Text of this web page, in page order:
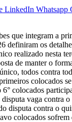
LinkedIn Whatsapp
que integram a
definiram os
realizado nesta
de manter o
todos contra
colocados
colocados
vaga contra
disputa contra o
colocados sofrem